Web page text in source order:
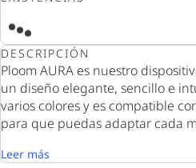
DESCRIPCIÓN
Ploom AURA es nuestro
un diseño elegante, sencillo e
varios colores y es compatible
para que puedas adaptar cada
Leer más